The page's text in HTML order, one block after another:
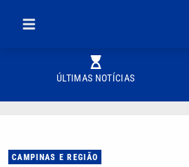
ÚLTIMAS NOTÍCIAS
CAMPINAS E REGIÃO